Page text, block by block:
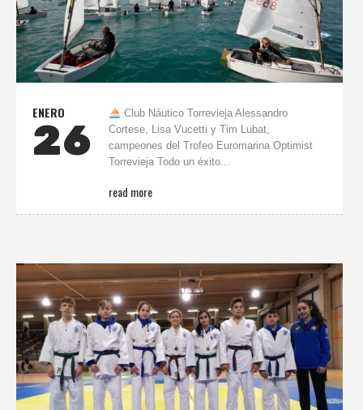
ENERO
26
Club Náutico Torrevieja Alessandro
Cortese, Lisa Vucetti y Tim Lubat,
campeones del Trofeo Euromarina Optimist
Torrevieja Todo un éxito...
read more